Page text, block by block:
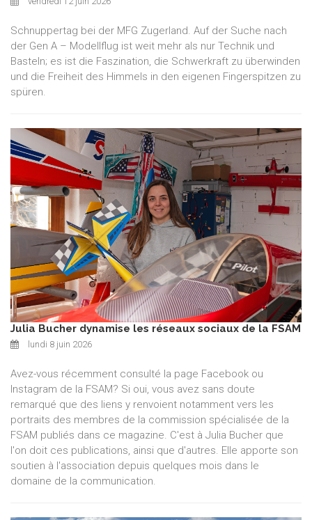
Schnuppertag bei der MFG Zugerland. Auf der Suche nach
der Gen A – Modellflug ist weit mehr als nur Technik und
Basteln; es ist die Faszination, die Schwerkraft zu überwinden
und die Freiheit des Himmels in den eigenen Fingerspitzen zu
spüren.
Julia Bucher dynamise les réseaux sociaux de la FSAM
lundi 8 juin 2026
Avez-vous récemment consulté la page Facebook ou
Instagram de la FSAM? Si oui, vous avez sans doute
remarqué que des liens y renvoient notamment vers les
portraits des membres de la commission spécialisée de la
FSAM publiés dans ce magazine. C'est à Julia Bucher que
l'on doit ces publications, ainsi que d'autres. Elle apporte son
soutien à l'association depuis quelques mois dans le
domaine de la communication.